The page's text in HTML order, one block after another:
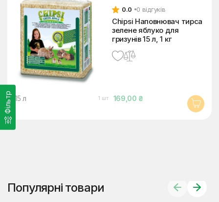
Фільтр
0.0 0 відгуків
Chipsi Наповнювач тирса
зелене яблуко для
гризунів 15 л, 1 кг
169,00 ₴
15 л 1 шт
Популярні товари